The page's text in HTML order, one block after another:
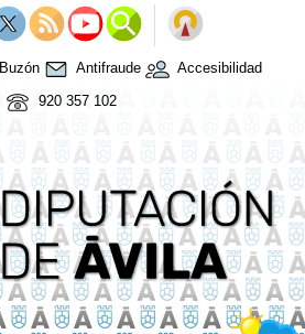
Buzón Antifraude
Accesibilidad
920 357 102